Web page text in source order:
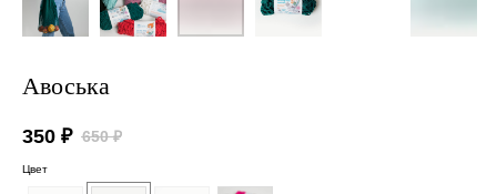
Авоська
350 ₽ 650 ₽
Цвет